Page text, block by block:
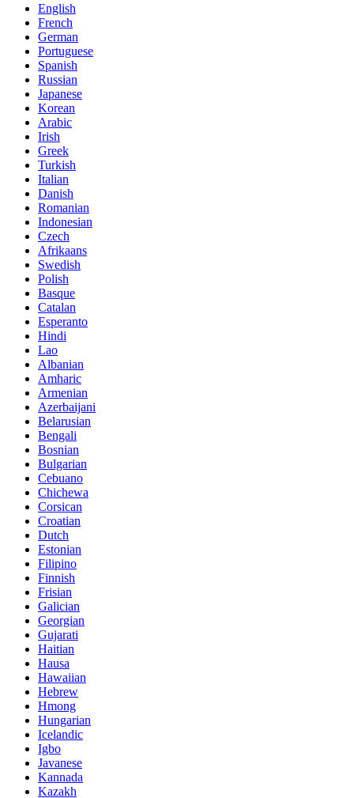
English
French
German
Portuguese
Spanish
Russian
Japanese
Korean
Arabic
Irish
Greek
Turkish
Italian
Danish
Romanian
Indonesian
Czech
Afrikaans
Swedish
Polish
Basque
Catalan
Esperanto
Hindi
Lao
Albanian
Amharic
Armenian
Azerbaijani
Belarusian
Bengali
Bosnian
Bulgarian
Cebuano
Chichewa
Corsican
Croatian
Dutch
Estonian
Filipino
Finnish
Frisian
Galician
Georgian
Gujarati
Haitian
Hausa
Hawaiian
Hebrew
Hmong
Hungarian
Icelandic
Igbo
Javanese
Kannada
Kazakh